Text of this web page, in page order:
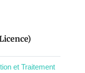
et Traitement